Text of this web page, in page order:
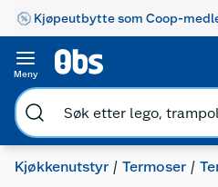
Kjøpeutbytte som Coop-
Meny
Kjøkkenutstyr Termoser